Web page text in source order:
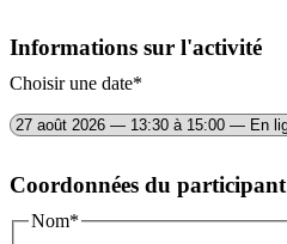
Informations sur l'activité
Choisir une date*
Coordonnées du participant
Nom*